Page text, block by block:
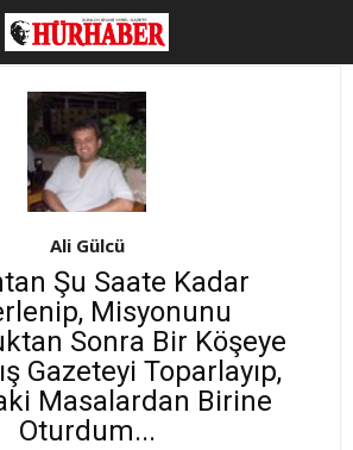
Ali Gülcü
Şu Saate Kadar
Misyonunu
Sonra Bir Köşeye
Gazeteyi Toparlayıp,
Masalardan Birine
Oturdum...